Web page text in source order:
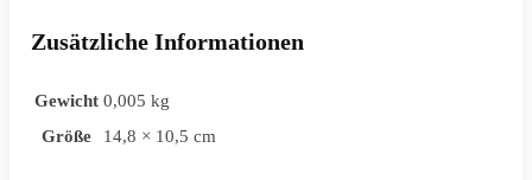
Zusätzliche Informationen
Gewicht 0,005 kg
Größe
14,8 × 10,5 cm